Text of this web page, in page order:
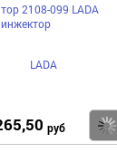
2108-099 LADA
LADA
руб